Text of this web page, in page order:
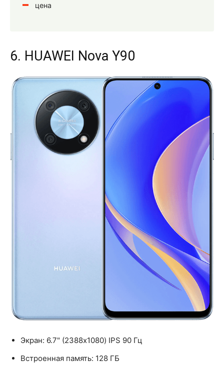
цена
6. HUAWEI Nova Y90
Экран: 6.7" (2388x1080) IPS 90 Гц
Встроенная память: 128 ГБ